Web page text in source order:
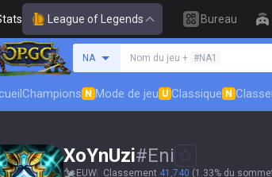
League of Legends Bureau
NA
Rechercher un invocateur
Nom du jeu + #NA1
Champions N Mode de jeu U Classique N
XoYnUzi#Eni
EUW Classement 41,740 (1.33% du